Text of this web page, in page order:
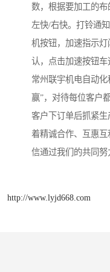
数，根据要加工的布
左快/右快。打铃通
机按钮，加速指示
认，点击加速按钮车
常州联宇机电自动
赢”，对待每位客户
客户下订单后抓紧
着精诚合作、互惠
信通过我们的共同努
http://www.lyjd668.com